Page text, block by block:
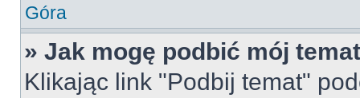
Góra
» Jak mogę podbić mój
Klikając link "Podbij temat"